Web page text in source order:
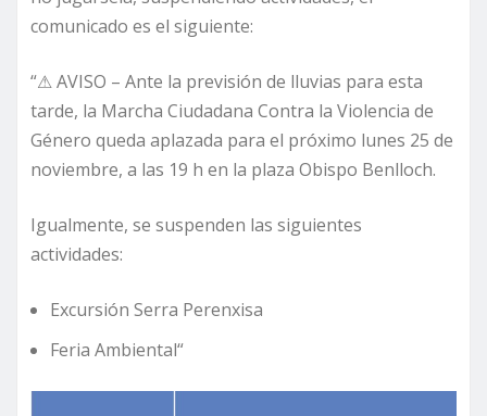
comunicado es el siguiente:
“⚠ AVISO – Ante la previsión de lluvias para esta
tarde, la Marcha Ciudadana Contra la Violencia de
Género queda aplazada para el próximo lunes 25 de
noviembre, a las 19 h en la plaza Obispo Benlloch.
Igualmente, se suspenden las siguientes
actividades:
Excursión Serra Perenxisa
Feria Ambiental“